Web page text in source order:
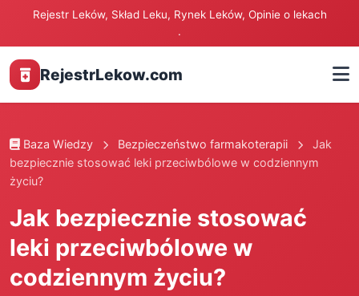
Rejestr Leków, Skład Leku, Rynek Leków, Opinie o lekach
.
RejestrLekow.com
Baza Wiedzy Bezpieczeństwo farmakoterapii
Jak
bezpiecznie stosować leki przeciwbólowe w codziennym
życiu?
Jak bezpiecznie stosować
leki przeciwbólowe w
codziennym życiu?